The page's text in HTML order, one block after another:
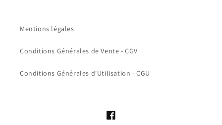
Mentions légales
Conditions Générales de Vente - CGV
Conditions Générales d'Utilisation - CGU
Facebook